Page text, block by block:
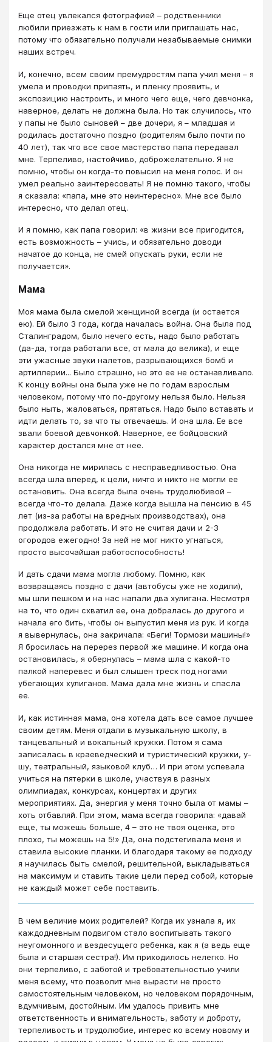
Еще отец увлекался фотографией – родственники
любили приезжать к нам в гости или приглашать нас,
потому что обязательно получали незабываемые снимки
наших встреч.
И, конечно, всем своим премудростям папа учил меня – я
умела и проводки припаять, и пленку проявить, и
экспозицию настроить, и много чего еще, чего девчонка,
наверное, делать не должна была. Но так случилось, что
у папы не было сыновей – две дочери, я – младшая и
родилась достаточно поздно (родителям было почти по
40 лет), так что все свое мастерство папа передавал
мне. Терпеливо, настойчиво, доброжелательно. Я не
помню, чтобы он когда-то повысил на меня голос. И он
умел реально заинтересовать! Я не помню такого, чтобы
я сказала: «папа, мне это неинтересно». Мне все было
интересно, что делал отец.
И я помню, как папа говорил: «в жизни все пригодится,
есть возможность – учись, и обязательно доводи
начатое до конца, не смей опускать руки, если не
получается».
Мама
Моя мама была смелой женщиной всегда (и остается
ею). Ей было 3 года, когда началась война. Она была под
Сталинградом, было нечего есть, надо было работать
(да-да, тогда работали все, от мала до велика), и еще
эти ужасные звуки налетов, разрывающихся бомб и
артиллерии... Было страшно, но это ее не останавливало.
К концу войны она была уже не по годам взрослым
человеком, потому что по-другому нельзя было. Нельзя
было ныть, жаловаться, прятаться. Надо было вставать и
идти делать то, за что ты отвечаешь. И она шла. Ее все
звали боевой девчонкой. Наверное, ее бойцовский
характер достался мне от нее.
Она никогда не мирилась с несправедливостью. Она
всегда шла вперед, к цели, ничто и никто не могли ее
остановить. Она всегда была очень трудолюбивой –
всегда что-то делала. Даже когда вышла на пенсию в 45
лет (из-за работы на вредных производствах), она
продолжала работать. И это не считая дачи и 2-3
огородов ежегодно! За ней не мог никто угнаться,
просто высочайшая работоспособность!
И дать сдачи мама могла любому. Помню, как
возвращаясь поздно с дачи (автобусы уже не ходили),
мы шли пешком и на нас напали два хулигана. Несмотря
на то, что один схватил ее, она добралась до другого и
начала его бить, чтобы он выпустил меня из рук. И когда
я вывернулась, она закричала: «Беги! Тормози машины!»
Я бросилась на перерез первой же машине. И когда она
остановилась, я обернулась – мама шла с какой-то
палкой наперевес и был слышен треск под ногами
убегающих хулиганов. Мама дала мне жизнь и спасла
ее.
И, как истинная мама, она хотела дать все самое лучшее
своим детям. Меня отдали в музыкальную школу, в
танцевальный и вокальный кружки. Потом я сама
записалась в краеведческий и туристический кружки, у-
шу, театральный, языковой клуб… И при этом успевала
учиться на пятерки в школе, участвуя в разных
олимпиадах, конкурсах, концертах и других
мероприятиях. Да, энергия у меня точно была от мамы –
хоть отбавляй. При этом, мама всегда говорила: «давай
еще, ты можешь больше, 4 – это не твоя оценка, это
плохо, ты можешь на 5!» Да, она подстегивала меня и
ставила высокие планки. И благодаря такому ее подходу
я научилась быть смелой, решительной, выкладываться
на максимум и ставить такие цели перед собой, которые
не каждый может себе поставить.
В чем величие моих родителей? Когда их узнала я, их
каждодневным подвигом стало воспитывать такого
неугомонного и вездесущего ребенка, как я (а ведь еще
была и старшая сестра!). Им приходилось нелегко. Но
они терпеливо, с заботой и требовательностью учили
меня всему, что позволит мне вырасти не просто
самостоятельным человеком, но человеком порядочным,
вдумчивым, достойным. Им удалось привить мне
ответственность и внимательность, заботу и доброту,
терпеливость и трудолюбие, интерес ко всему новому и